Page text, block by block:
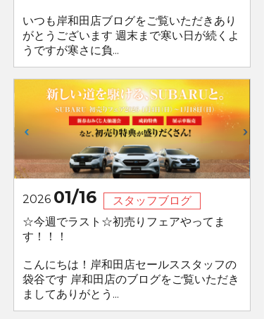
いつも岸和田店ブログをご覧いただきあり
がとうございます 週末まで寒い日が続くよ
うですが寒さに負...
2026 01/16
スタッフブログ
☆今週でラスト☆初売りフェアやってま
す！！！
こんにちは！岸和田店セールススタッフの
袋谷です 岸和田店のブログをご覧いただき
ましてありがとう...